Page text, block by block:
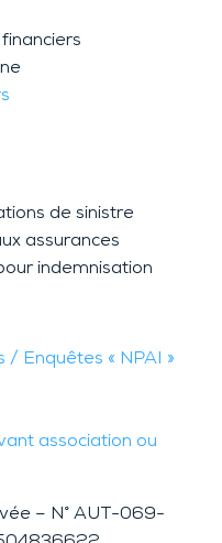
de sinistre
assurances
indemnisation
/ Enquêtes « NPAI »
association ou
– N° AUT-069-